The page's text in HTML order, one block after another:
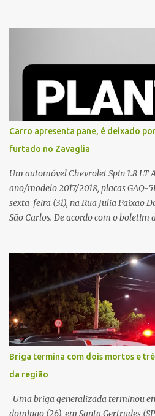
proximidades. Ainda conforme o
que, ao receber a entrega, voltou a
baixo calão e insultos. Ela informou
sozinha e que se sentiu ameaçada,
situação. Fonte: São Carlos Agora
Carro apresenta pane, é deixado
furtado no Zavaglia
Um automóvel Chevrolet Spin 1.8 LT
ano/modelo 2017/2018, placas GAQ-
sexta-feira (31), na Rua Julia Paixão
São Carlos. De acordo com o boletim
partida. Ainda segundo o registro
carro, certificou-se de que todas as
permaneceu com a chave de ignição
cerca de dez minutos para buscar
que o automóvel havia
pelas imediações, mas não
Conforme o boletim, um menino de
relatou ter visto a Spin passando
característica compatível com o
já apresentava antes do furto. O carro
v...
Briga termina com dois mortos e
da região
Uma briga generalizada terminou
domingo (26), em Santa Gertrudes